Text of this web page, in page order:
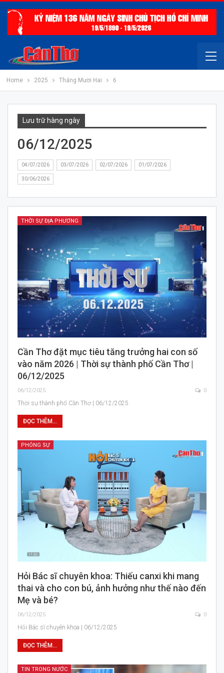
Home 2025 Tháng Mười Hai 6
Lưu trữ hàng ngày
06/12/2025
04/07/2026 03/07/2026 02/07/2026 01/07/2026
30/06/2026
THỜI SỰ ĐỊA PHƯƠNG
Cần Thơ đặt mục tiêu tăng trưởng hai con số
vào năm 2026 | Thời sự thành phố Cần Thơ |
06/12/2025
06/12/2025 0
Thời sự thành phố Cần Thơ | 06/12/2025
ĐỌC THÊM...
PHÓNG SỰ
Hỏi Bác sĩ chuyên khoa: Thiếu canxi khi mang
thai và cho con bú, ảnh hưởng như thế nào đến
Mẹ và bé?
06/12/2025 0
Hỏi Bác sĩ chuyên khoa | 06/12/2025
ĐỌC THÊM...
TIN TRONG NƯỚC